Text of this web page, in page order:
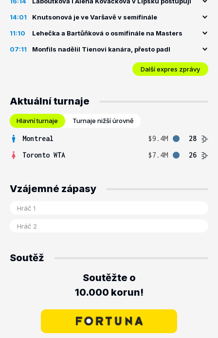
14:01 Knutsonová je ve Varšavě v semifinále
11:10 Lehečka a Bartůňková o osmifinále na Masters
07:11 Monfils nadělil Tienovi kanára, přesto padl
Další expres zprávy
Aktuální turnaje
Hlavní turnaje Turnaje nižší úrovně
Montreal $9.4M
28
Toronto WTA
$7.4M 26
Vzájemné zápasy
Soutěž
Soutěžte o
10.000 korun!